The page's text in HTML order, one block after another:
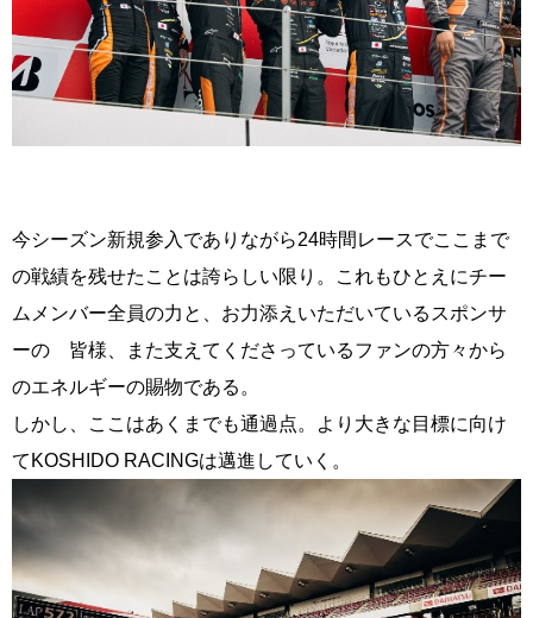
今シーズン新規参入でありながら24時間レースでここまで
の戦績を残せたことは誇らしい限り。これもひとえにチー
ムメンバー全員の力と、お力添えいただいているスポンサ
ーの 皆様、また支えてくださっているファンの方々から
のエネルギーの賜物である。
しかし、ここはあくまでも通過点。より大きな目標に向け
てKOSHIDO RACINGは邁進していく。